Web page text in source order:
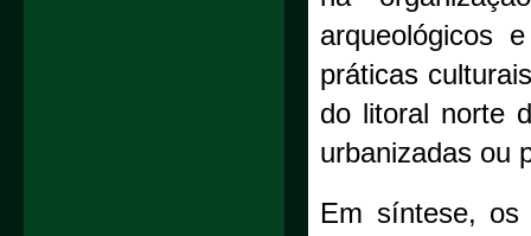
arqueológicos
práticas
do litoral norte
urbanizadas ou
Em síntese, os